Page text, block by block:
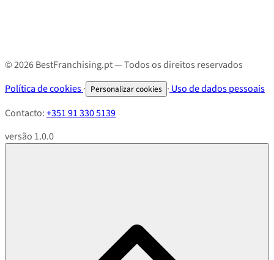
© 2026 BestFranchising.pt — Todos os direitos reservados
Política de cookies· Personalizar cookies · Uso de dados pessoais
Contacto:+351 91 330 5139
versão 1.0.0